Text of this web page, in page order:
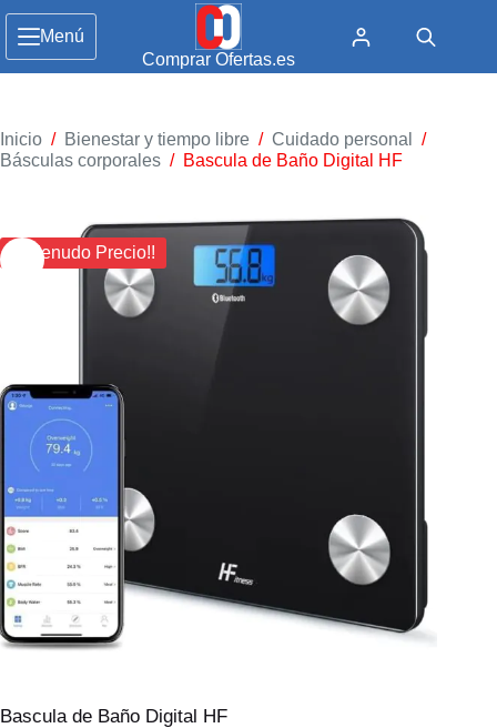
Menú
Comprar Ofertas.es
Inicio / Bienestar y tiempo libre / Cuidado personal
/
Básculas corporales / Bascula de Baño Digital HF
¡¡ Menudo Precio!!
Bascula de Baño Digital HF